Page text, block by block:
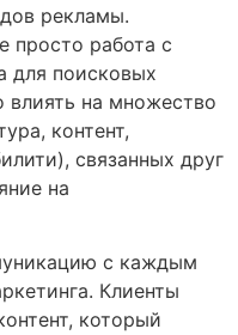
рекламы.
просто работа с
для поисковых
на множество
контент,
связанных друг
на
с каждым
Клиенты
который